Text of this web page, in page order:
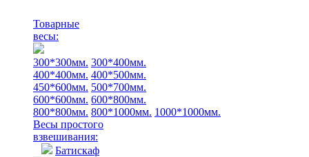
Товарные
весы:
300*300мм. 300*400мм.
400*400мм. 400*500мм.
450*600мм. 500*700мм.
600*600мм. 600*800мм.
800*800мм. 800*1000мм. 1000*1000мм.
Весы простого
взвешивания:
Батискаф